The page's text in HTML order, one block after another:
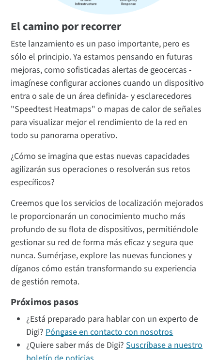
El camino por recorrer
Este lanzamiento es un paso importante, pero es
sólo el principio. Ya estamos pensando en futuras
mejoras, como sofisticadas alertas de geocercas -
imagínese configurar acciones cuando un dispositivo
entra o sale de un área definida- y esclarecedores
"Speedtest Heatmaps" o mapas de calor de señales
para visualizar mejor el rendimiento de la red en
todo su panorama operativo.
¿Cómo se imagina que estas nuevas capacidades
agilizarán sus operaciones o resolverán sus retos
específicos?
Creemos que los servicios de localización mejorados
le proporcionarán un conocimiento mucho más
profundo de su flota de dispositivos, permitiéndole
gestionar su red de forma más eficaz y segura que
nunca. Sumérjase, explore las nuevas funciones y
díganos cómo están transformando su experiencia
de gestión remota.
Próximos pasos
¿Está preparado para hablar con un experto de
Digi?Póngase en contacto con nosotros
¿Quiere saber más de Digi?Suscríbase a nuestro